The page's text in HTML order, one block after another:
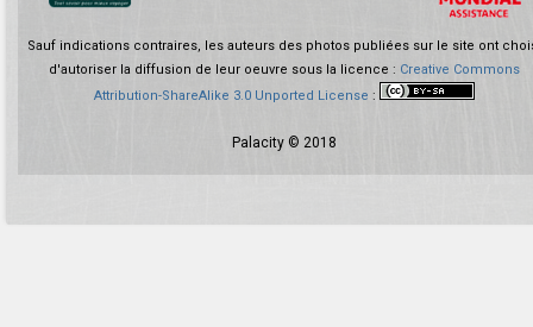
Sauf indications contraires, les auteurs des photos publiées sur le site ont
d'autoriser la diffusion de leur oeuvre sous la licence : Creative Commons
Attribution-ShareAlike 3.0 Unported License :
Palacity © 2018